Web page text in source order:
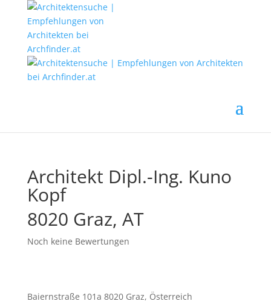
Architekt Dipl.-Ing. Kuno
Kopf
8020 Graz, AT
Noch keine Bewertungen
Baiernstraße 101a 8020 Graz, Österreich